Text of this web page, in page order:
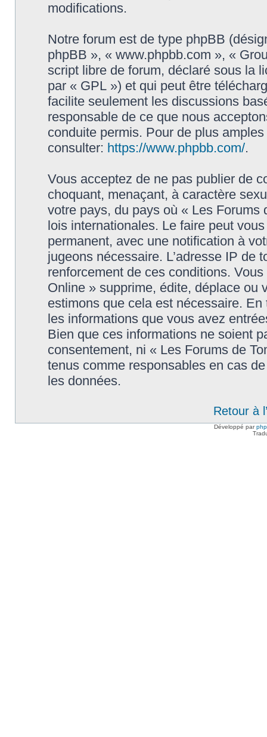
modifications.
Notre forum est de type phpBB
phpBB », « www.phpbb.com », «
script libre de forum, déclaré sous la
par « GPL ») et qui peut être
facilite seulement les discussions
responsable de ce que nous
conduite permis. Pour de plus
consulter: https://www.phpbb.com/.
Vous acceptez de ne pas publier de
choquant, menaçant, à caractère
votre pays, du pays où « Les
lois internationales. Le faire peut
permanent, avec une notification à
jugeons nécessaire. L’adresse IP de
renforcement de ces conditions.
Online » supprime, édite, déplace ou
estimons que cela est nécessaire.
les informations que vous avez
Bien que ces informations ne soient
consentement, ni « Les Forums de
tenus comme responsables en cas
les données.
Retour à
Développé par